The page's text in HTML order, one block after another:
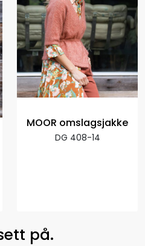
MOOR omslagsjakke
DG 408-14
på.